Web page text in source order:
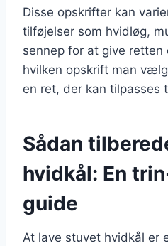
Disse opskrifter kan
tilføjelser som hvidløg,
sennep for at give
hvilken opskrift man
en ret, der kan tilpasses
Sådan
hvidkål: En
guide
At lave stuvet hvidkål er